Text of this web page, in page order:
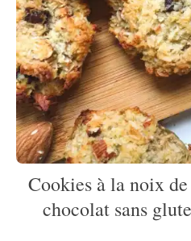
Cookies à la noix
chocolat sans